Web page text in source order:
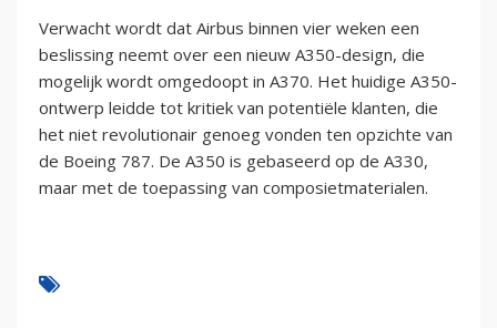
Verwacht wordt dat Airbus binnen vier weken een
beslissing neemt over een nieuw A350-design, die
mogelijk wordt omgedoopt in A370. Het huidige A350-
ontwerp leidde tot kritiek van potentiële klanten, die
het niet revolutionair genoeg vonden ten opzichte van
de Boeing 787. De A350 is gebaseerd op de A330,
maar met de toepassing van composietmaterialen.